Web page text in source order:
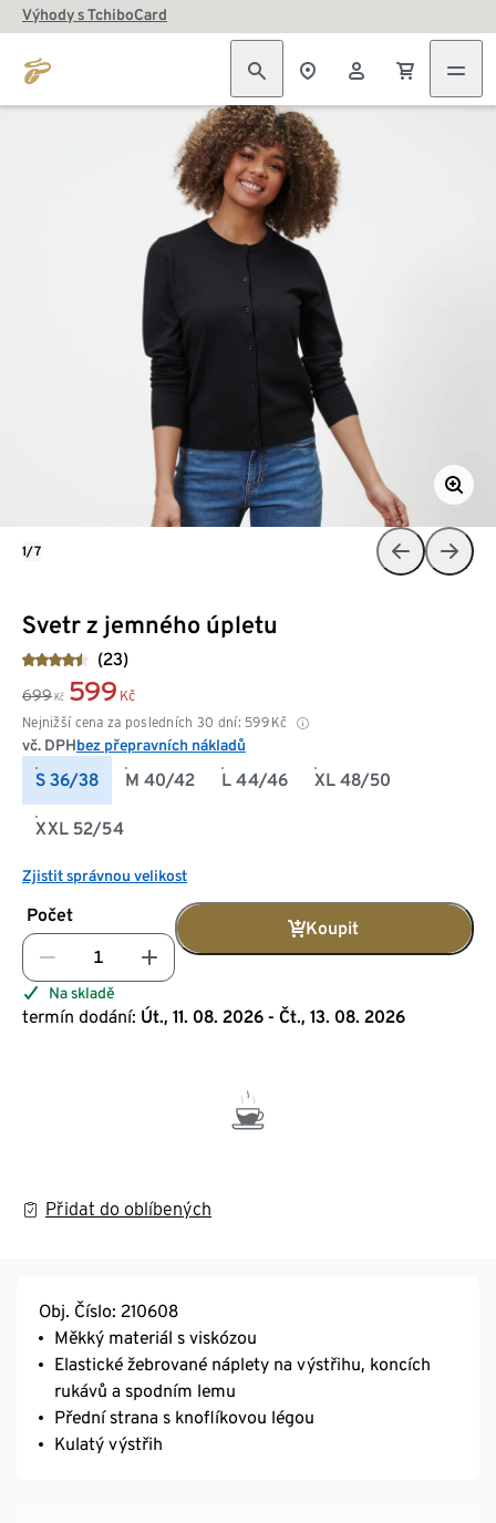
Výhody s TchiboCard
Svetr z jemného úpletu
(23)
699 Kč 599 Kč
Nejnižší cena za posledních 30 dní: 599 Kč
vč. DPHbez přepravních nákladů
S 36/38 M 40/42 L 44/46 XL 48/50
XXL 52/54
Zjistit správnou velikost
Počet
Koupit
Na skladě
termín dodání: Út., 11. 08. 2026 - Čt., 13. 08. 2026
Přidat do oblíbených
1/7
Obj. Číslo: 210608
Měkký materiál s viskózou
Elastické žebrované náplety na výstřihu, koncích
rukávů a spodním lemu
Přední strana s knoflíkovou légou
Kulatý výstřih